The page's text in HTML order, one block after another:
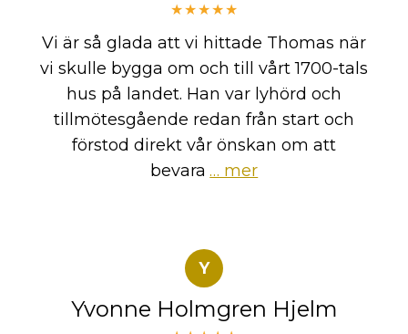
★★★★★
Vi är så glada att vi hittade Thomas när
vi skulle bygga om och till vårt 1700-tals
hus på landet. Han var lyhörd och
tillmötesgående redan från start och
förstod direkt vår önskan om att
bevara … mer
Y
Yvonne Holmgren Hjelm